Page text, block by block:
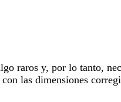
raros y, por lo tanto,
las dimensiones